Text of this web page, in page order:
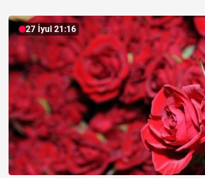
27 İyul 21:16